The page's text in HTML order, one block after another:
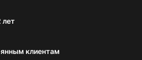
лет
клиентам